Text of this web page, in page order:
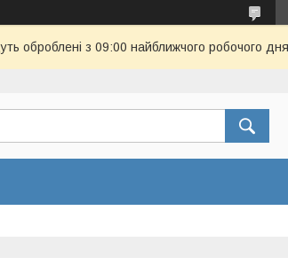
оброблені з 09:00 найближчого робочого